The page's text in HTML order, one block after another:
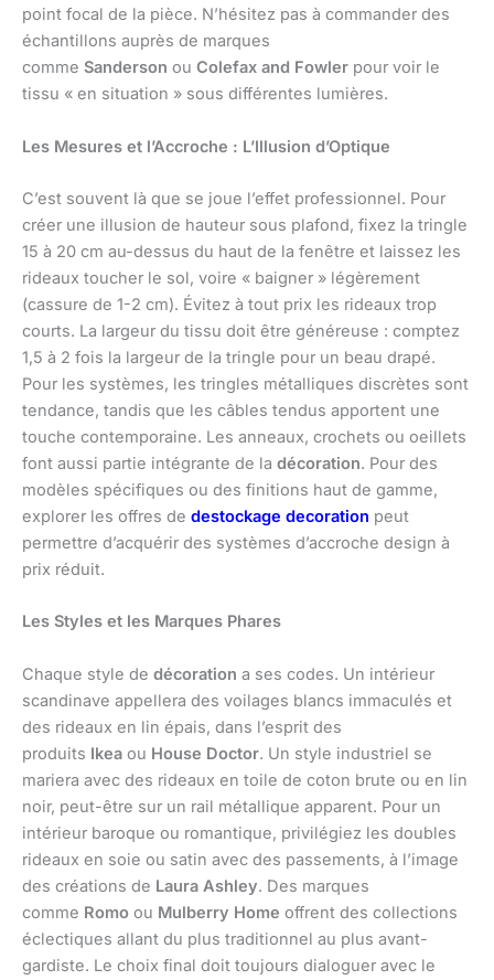
point focal de la pièce. N’hésitez pas à commander des
échantillons auprès de marques
comme Sanderson ou Colefax and Fowler pour voir le
tissu « en situation » sous différentes lumières.
Les Mesures et l’Accroche : L’Illusion d’Optique
C’est souvent là que se joue l’effet professionnel. Pour
créer une illusion de hauteur sous plafond, fixez la tringle
15 à 20 cm au-dessus du haut de la fenêtre et laissez les
rideaux toucher le sol, voire « baigner » légèrement
(cassure de 1-2 cm). Évitez à tout prix les rideaux trop
courts. La largeur du tissu doit être généreuse : comptez
1,5 à 2 fois la largeur de la tringle pour un beau drapé.
Pour les systèmes, les tringles métalliques discrètes sont
tendance, tandis que les câbles tendus apportent une
touche contemporaine. Les anneaux, crochets ou oeillets
font aussi partie intégrante de la décoration. Pour des
modèles spécifiques ou des finitions haut de gamme,
explorer les offres de destockage decoration peut
permettre d’acquérir des systèmes d’accroche design à
prix réduit.
Les Styles et les Marques Phares
Chaque style de décoration a ses codes. Un intérieur
scandinave appellera des voilages blancs immaculés et
des rideaux en lin épais, dans l’esprit des
produits Ikea ou House Doctor. Un style industriel se
mariera avec des rideaux en toile de coton brute ou en lin
noir, peut-être sur un rail métallique apparent. Pour un
intérieur baroque ou romantique, privilégiez les doubles
rideaux en soie ou satin avec des passements, à l’image
des créations de Laura Ashley. Des marques
comme Romo ou Mulberry Home offrent des collections
éclectiques allant du plus traditionnel au plus avant-
gardiste. Le choix final doit toujours dialoguer avec le